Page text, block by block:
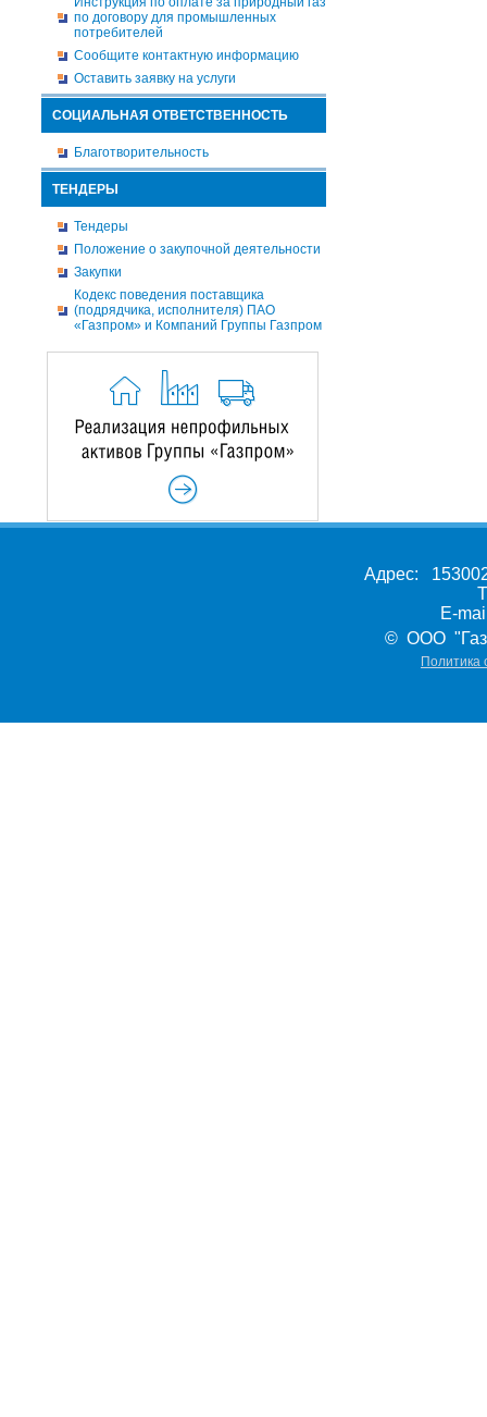
по договору для промышленных
потребителей
Сообщите контактную информацию
Оставить заявку на услуги
СОЦИАЛЬНАЯ ОТВЕТСТВЕННОСТЬ
Благотворительность
ТЕНДЕРЫ
Тендеры
Положение о закупочной деятельности
Закупки
Кодекс поведения поставщика
(подрядчика, исполнителя) ПАО
«Газпром» и Компаний Группы Газпром
Адрес:
E-
© ООО
Политика